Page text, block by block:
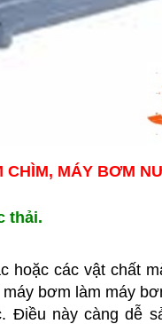
MÁY BƠM
thải.
hoặc các vật chất
bơm làm máy
này càng dễ